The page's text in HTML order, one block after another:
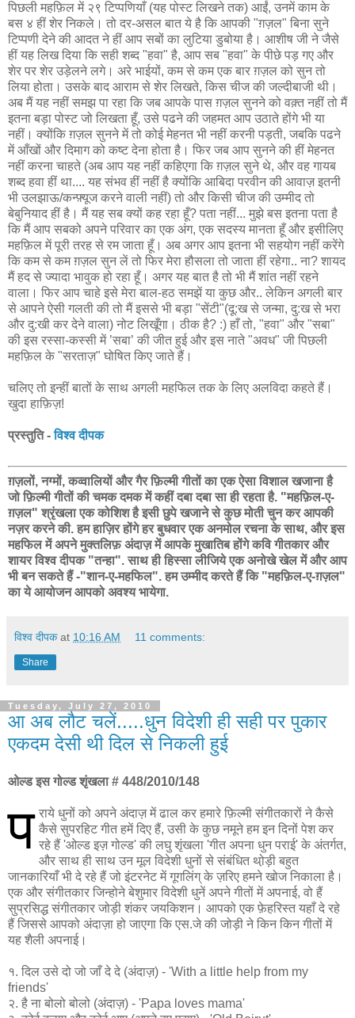
पिछली महफ़िल में २९ टिप्पणियाँ (यह पोस्ट लिखने तक) आईं, उनमें काम के
बस ४ हीं शेर निकले। तो दर-असल बात ये है कि आपकी "ग़ज़ल" बिना सुने
टिप्पणी देने की आदत ने हीं आप सबों का लुटिया डुबोया है। आशीष जी ने जैसे
हीं यह लिख दिया कि सही शब्द "हवा" है, आप सब "हवा" के पीछे पड़ गए और
शेर पर शेर उड़ेलने लगे। अरे भाईयों, कम से कम एक बार ग़ज़ल को सुन तो
लिया होता। उसके बाद आराम से शेर लिखते, किस चीज की जल्दीबाजी थी।
अब मैं यह नहीं समझ पा रहा कि जब आपके पास ग़ज़ल सुनने को वक़्त नहीं तो मैं
इतना बड़ा पोस्ट जो लिखता हूँ, उसे पढने की जहमत आप उठाते होंगे भी या
नहीं। क्योंकि ग़ज़ल सुनने में तो कोई मेहनत भी नहीं करनी पड़ती, जबकि पढने
में आँखों और दिमाग को कष्ट देना होता है। फिर जब आप सुनने की हीं मेहनत
नहीं करना चाहते (अब आप यह नहीं कहिएगा कि ग़ज़ल सुने थे, और वह गायब
शब्द हवा हीं था.... यह संभव हीं नहीं है क्योंकि आबिदा परवीन की आवाज़ इतनी
भी उलझाऊ/कन्फ़्यूज करने वाली नहीं) तो और किसी चीज की उम्मीद तो
बेबुनियाद हीं है। मैं यह सब क्यों कह रहा हूँ? पता नहीं... मुझे बस इतना पता है
कि मैं आप सबको अपने परिवार का एक अंग, एक सदस्य मानता हूँ और इसीलिए
महफ़िल में पूरी तरह से रम जाता हूँ। अब अगर आप इतना भी सहयोग नहीं करेंगे
कि कम से कम ग़ज़ल सुन लें तो फिर मेरा हौसला तो जाता हीं रहेगा.. ना? शायद
मैं हद से ज्यादा भावुक हो रहा हूँ। अगर यह बात है तो भी मैं शांत नहीं रहने
वाला। फिर आप चाहे इसे मेरा बाल-हठ समझें या कुछ और.. लेकिन अगली बार
से आपने ऐसी गलती की तो मैं इससे भी बड़ा "सेंटी"(दू:ख से जन्मा, दु:ख से भरा
और दु:खी कर देने वाला) नोट लिखूँगा। ठीक है? :) हाँ तो, "हवा" और "सबा"
की इस रस्सा-कस्सी में ’सबा’ की जीत हुई और इस नाते "अवध" जी पिछली
महफ़िल के "सरताज़" घोषित किए जाते हैं।
चलिए तो इन्हीं बातों के साथ अगली महफिल तक के लिए अलविदा कहते हैं।
खुदा हाफ़िज़!
प्रस्तुति -विश्व दीपक
ग़ज़लों, नग्मों, कव्वालियों और गैर फ़िल्मी गीतों का एक ऐसा विशाल खजाना है
जो फ़िल्मी गीतों की चमक दमक में कहीं दबा दबा सा ही रहता है. "महफ़िल-ए-
ग़ज़ल" श्रृंखला एक कोशिश है इसी छुपे खजाने से कुछ मोती चुन कर आपकी
नज़र करने की. हम हाज़िर होंगे हर बुधवार एक अनमोल रचना के साथ, और इस
महफिल में अपने मुक्तलिफ़ अंदाज़ में आपके मुखातिब होंगे कवि गीतकार और
शायर विश्व दीपक "तन्हा". साथ ही हिस्सा लीजिये एक अनोखे खेल में और आप
भी बन सकते हैं -"शान-ए-महफिल". हम उम्मीद करते हैं कि "महफ़िल-ए-ग़ज़ल"
का ये आयोजन आपको अवश्य भायेगा.
विश्व दीपक at 10:16 AM 11 comments:
Share
Tuesday, July 27, 2010
आ अब लौट चलें.....धुन विदेशी ही सही पर पुकार
एकदम देसी थी दिल से निकली हुई
ओल्ड इस गोल्ड शृंखला # 448/2010/148
प राये धुनों को अपने अंदाज़ में ढाल कर हमारे फ़िल्मी संगीतकारों ने कैसे
कैसे सुपरहिट गीत हमें दिए हैं, उसी के कुछ नमूने हम इन दिनों पेश कर
रहे हैं 'ओल्ड इज़ गोल्ड' की लघु शृंखला 'गीत अपना धुन पराई' के अंतर्गत,
और साथ ही साथ उन मूल विदेशी धुनों से संबंधित थो़ड़ी बहुत
जानकारियाँ भी दे रहे हैं जो इंटरनेट में गूगलिंग् के ज़रिए हमने खोज निकाला है।
एक और संगीतकार जिन्होने बेशुमार विदेशी धुनें अपने गीतों में अपनाई, वो हैं
सुप्रसिद्ध संगीतकार जोड़ी शंकर जयकिशन। आपको एक फ़ेहरिस्त यहाँ दे रहे
हैं जिससे आपको अंदाज़ा हो जाएगा कि एस.जे की जोड़ी ने किन किन गीतों में
यह शैली अपनाई।
१. दिल उसे दो जो जाँ दे दे (अंदाज़) - 'With a little help from my
friends'
२. है ना बोलो बोलो (अंदाज़) - 'Papa loves mama'